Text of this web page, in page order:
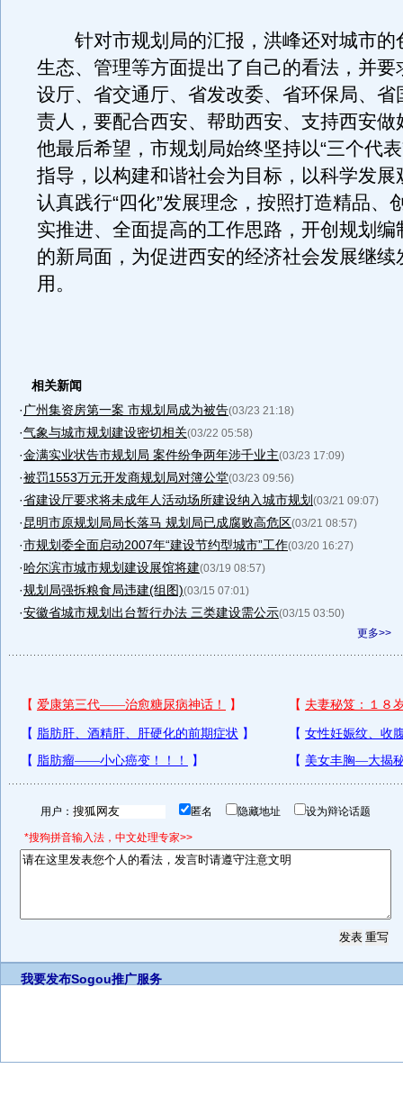
针对市规划局的汇报，洪峰还对城市的
生态、管理等方面提出了自己的看法，并要
设厅、省交通厅、省发改委、省环保局、省
责人，要配合西安、帮助西安、支持西安做
他最后希望，市规划局始终坚持以“三个代
指导，以构建和谐社会为目标，以科学发展
认真践行“四化”发展理念，按照打造精品、
实推进、全面提高的工作思路，开创规划编
的新局面，为促进西安的经济社会发展继续
用。
相关新闻
· 广州集资房第一案 市规划局成为被告(03/23 21:18)
·气象与城市规划建设密切相关(03/22 05:58)
·金满实业状告市规划局 案件纷争两年涉千业主(03/23 17:09)
·被罚1553万元开发商规划局对簿公堂(03/23 09:56)
·省建设厅要求将未成年人活动场所建设纳入城市规划 (03/21 09:07)
·昆明市原规划局局长落马 规划局已成腐败高危区(03/21 08:57)
·市规划委全面启动2007年“建设节约型城市”工作(03/20 16:27)
·哈尔滨市城市规划建设展馆将建(03/19 08:57)
·规划局强拆粮食局违建(组图)(03/15 07:01)
·安徽省城市规划出台暂行办法 三类建设需公示(03/15 03:50)
更多>>
用户： 匿名 隐藏地址 设为辩论话题
*搜狗拼音输入法，中文处理专家>>
我要发布Sogou推广服务